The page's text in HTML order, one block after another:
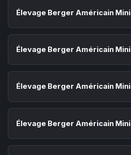
Élevage Berger Américain
Élevage Berger Américain
Élevage Berger Américain
Élevage Berger Américain